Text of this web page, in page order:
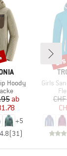
Hoody
Preis
ab
+5
4.8(31 )
Artikel
Girls